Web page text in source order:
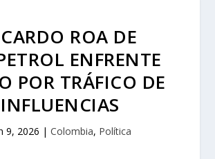
ROA DE
ENFRENTE
POR TRÁFICO DE
INFLUENCIAS
9, 2026 | Colombia, Política